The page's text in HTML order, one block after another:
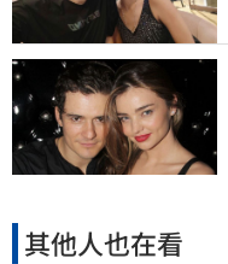
其他人也在看